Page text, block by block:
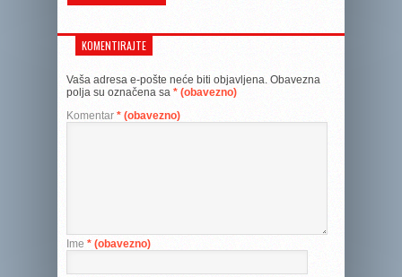
KOMENTIRAJTE
Vaša adresa e-pošte neće biti objavljena. Obavezna
polja su označena sa * (obavezno)
Komentar * (obavezno)
Ime * (obavezno)